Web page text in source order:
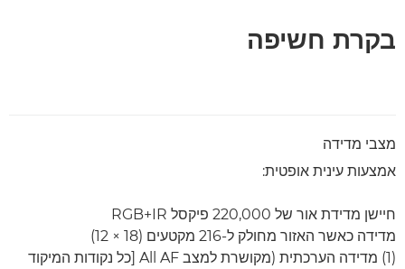
בקרת חשיפה
מצבי מדידה
אמצעות עינית אופטית:
חיישן מדידת אור של 220,000 פיקסל RGB+IR
מדידה כאשר האזור מחולק ל-216 מקטעים (18 × 12)
(1) מדידה הערכתית (מקושרת למצב All AF [כל נקודות המיקוד